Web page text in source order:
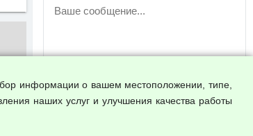
информации о вашем местоположении, типе,
наших услуг и улучшения качества работы
ВНИМАНИЕ!
пользователей временно отключена!
аккаунт.